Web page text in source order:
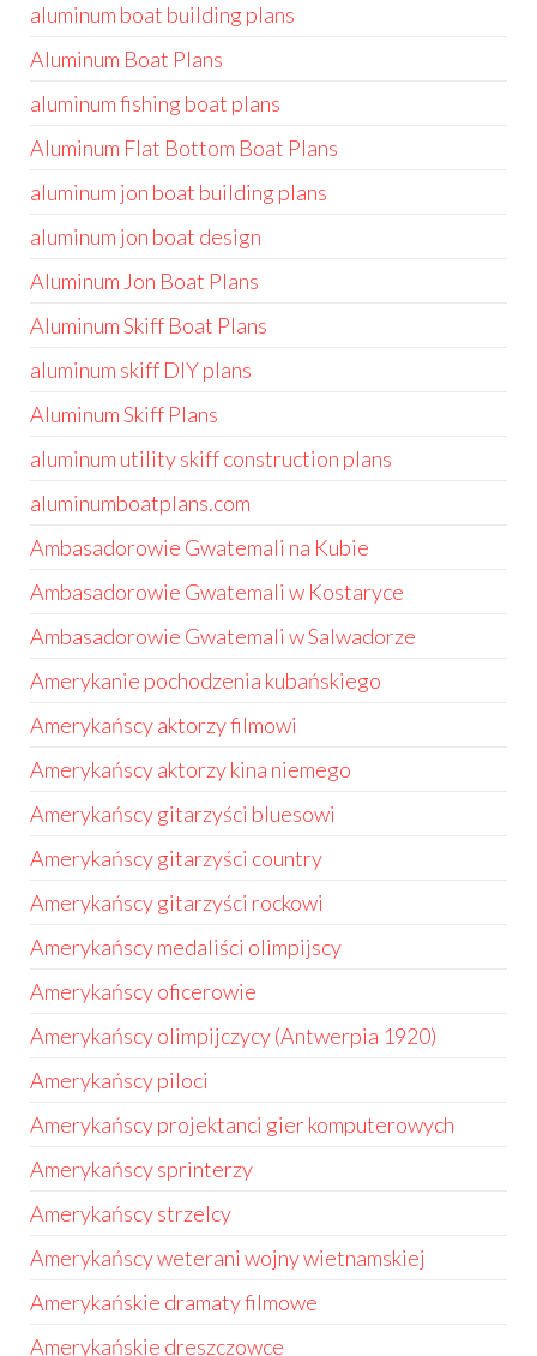
aluminum boat building plans
Aluminum Boat Plans
aluminum fishing boat plans
Aluminum Flat Bottom Boat Plans
aluminum jon boat building plans
aluminum jon boat design
Aluminum Jon Boat Plans
Aluminum Skiff Boat Plans
aluminum skiff DIY plans
Aluminum Skiff Plans
aluminum utility skiff construction plans
aluminumboatplans.com
Ambasadorowie Gwatemali na Kubie
Ambasadorowie Gwatemali w Kostaryce
Ambasadorowie Gwatemali w Salwadorze
Amerykanie pochodzenia kubańskiego
Amerykańscy aktorzy filmowi
Amerykańscy aktorzy kina niemego
Amerykańscy gitarzyści bluesowi
Amerykańscy gitarzyści country
Amerykańscy gitarzyści rockowi
Amerykańscy medaliści olimpijscy
Amerykańscy oficerowie
Amerykańscy olimpijczycy (Antwerpia 1920)
Amerykańscy piloci
Amerykańscy projektanci gier komputerowych
Amerykańscy sprinterzy
Amerykańscy strzelcy
Amerykańscy weterani wojny wietnamskiej
Amerykańskie dramaty filmowe
Amerykańskie dreszczowce